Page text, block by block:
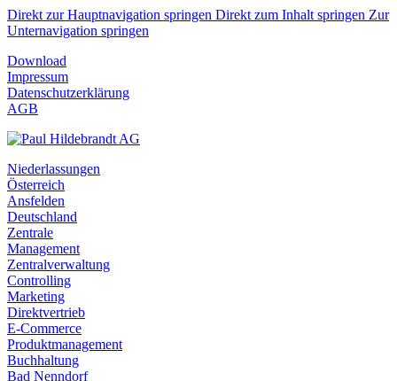
Direkt zur Hauptnavigation springen Direkt zum Inhalt springen Zur
Unternavigation springen
Download
Impressum
Datenschutzerklärung
AGB
Niederlassungen
Österreich
Ansfelden
Deutschland
Zentrale
Management
Zentralverwaltung
Controlling
Marketing
Direktvertrieb
E-Commerce
Produktmanagement
Buchhaltung
Bad Nenndorf